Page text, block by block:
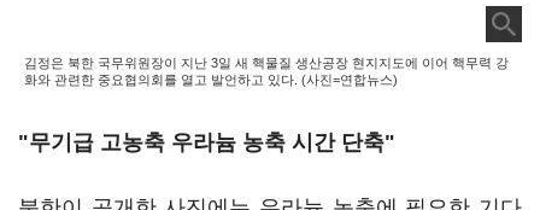
김정은 북한 국무위원장이 지난 3일 새 핵물질 생산공장 현지지도에 이어 핵무력 강
화와 관련한 중요협의회를 열고 발언하고 있다. (사진=연합뉴스)
"무기급 고농축 우라늄 농축 시간 단축"